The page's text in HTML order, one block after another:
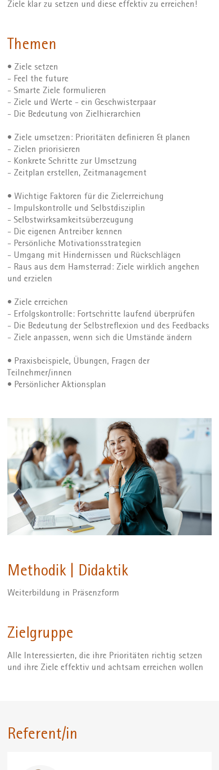
Ziele klar zu setzen und diese effektiv zu erreichen!
Themen
• Ziele setzen
- Feel the future
- Smarte Ziele formulieren
- Ziele und Werte - ein Geschwisterpaar
- Die Bedeutung von Zielhierarchien
• Ziele umsetzen: Prioritäten definieren & planen
- Zielen priorisieren
- Konkrete Schritte zur Umsetzung
- Zeitplan erstellen, Zeitmanagement
• Wichtige Faktoren für die Zielerreichung
- Impulskontrolle und Selbstdisziplin
- Selbstwirksamkeitsüberzeugung
- Die eigenen Antreiber kennen
- Persönliche Motivationsstrategien
- Umgang mit Hindernissen und Rückschlägen
- Raus aus dem Hamsterrad: Ziele wirklich angehen
und erzielen
• Ziele erreichen
- Erfolgskontrolle: Fortschritte laufend überprüfen
- Die Bedeutung der Selbstreflexion und des Feedbacks
- Ziele anpassen, wenn sich die Umstände ändern
• Praxisbeispiele, Übungen, Fragen der
Teilnehmer/innen
• Persönlicher Aktionsplan
Methodik | Didaktik
Weiterbildung in Präsenzform
Zielgruppe
Alle Interessierten, die ihre Prioritäten richtig setzen
und ihre Ziele effektiv und achtsam erreichen wollen
Referent/in